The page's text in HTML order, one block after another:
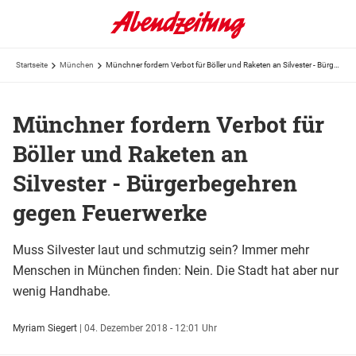
Startseite München
Münchner fordern Verbot für
Böller und Raketen an
Silvester - Bürgerbegehren
gegen Feuerwerke
Muss Silvester laut und schmutzig sein? Immer mehr
Menschen in München finden: Nein. Die Stadt hat aber nur
wenig Handhabe.
Myriam Siegert | 04. Dezember 2018 - 12:01 Uhr